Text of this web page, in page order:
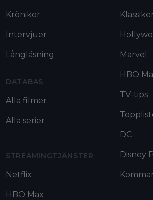
Krönikor
Intervjuer
Långläsning
DATABAS
Alla filmer
Alla serier
STREAMINGTJÄNSTER
Netflix
HBO Max
Marvel
HBO
TV-tips
DC
Disney